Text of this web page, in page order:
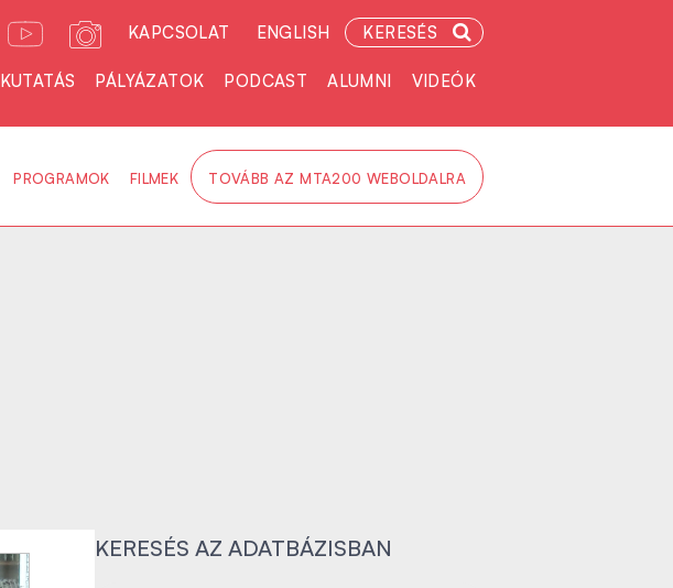
KAPCSOLAT ENGLISH KERESÉS
KUTATÁS PÁLYÁZATOK PODCAST ALUMNI VIDEÓK
PROGRAMOK FILMEK TOVÁBB AZ MTA200 WEBOLDALRA
KERESÉS AZ ADATBÁZISBAN